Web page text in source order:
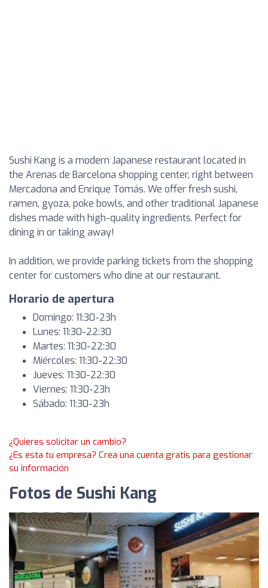
Sushi Kang is a modern Japanese restaurant located in
the Arenas de Barcelona shopping center, right between
Mercadona and Enrique Tomás. We offer fresh sushi,
ramen, gyoza, poke bowls, and other traditional Japanese
dishes made with high-quality ingredients. Perfect for
dining in or taking away!
In addition, we provide parking tickets from the shopping
center for customers who dine at our restaurant.
Horario de apertura
Domingo: 11:30-23h
Lunes: 11:30-22:30
Martes: 11:30-22:30
Miércoles: 11:30-22:30
Jueves: 11:30-22:30
Viernes: 11:30-23h
Sábado: 11:30-23h
¿Quieres solicitar un cambio?
¿Es esta tu empresa? Crea una cuenta gratis para gestionar
su información
Fotos de Sushi Kang